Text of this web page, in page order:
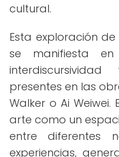
cultural.
Esta exploración
se manifiesta
presentes en las
Walker o Ai Weiwei.
arte como un
entre diferentes
experiencias,